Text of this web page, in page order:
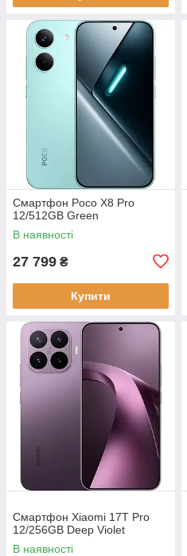
Смартфон Poco X8 Pro
12/512GB Green
В наявності
27 799 ₴
Купити
Смартфон Xiaomi 17T Pro
12/256GB Deep Violet
В наявності